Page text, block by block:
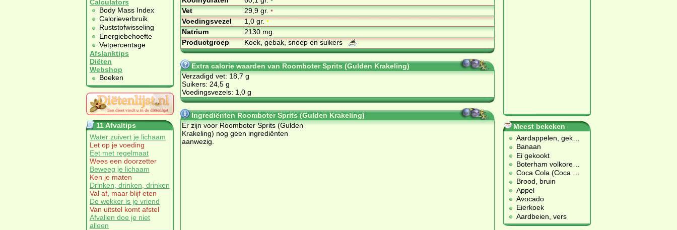
Calculators
Body Mass Index
Calorieverbruik
Ruststofwisseling
Energiebehoefte
Vetpercentage
Afslanktips
Diëten
Webshop
Boeken
11 Afvaltips
Water zuivert je lichaam
Let op je voeding
Eet met regelmaat
Wees een doorzetter
Beweeg je lichaam
Ken je maten
Drinken, drinken, drinken
Val af, maar blijf eten
De wekker is je vriend
Van uitstel komt afstel
Afvallen doe je niet
alleen
Vet
29,9 gr.•
Voedingsvezel
1,0 gr.•
Natrium
2130 mg.
Productgroep
Koek, gebak, snoep en suikers
Extra calorie waarden van Roomboter Sprits (Gulden Krakeling)
Verzadigd vet: 18,7 g
Suikers: 24,5 g
Voedingsvezels: 1,0 g
Ingrediënten Roomboter Sprits (Gulden Krakeling)
Er zijn voor Roomboter Sprits (Gulden
Krakeling) nog geen ingrediënten
aanwezig.
Meest bekeken
Aardappelen, gek
Banaan
Ei gekookt
Boterham volkore
Coca Cola (Coca
Brood, bruin
Appel
Avocado
Eierkoek
Aardbeien, vers